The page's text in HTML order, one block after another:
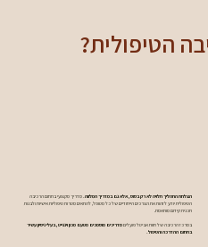
הטיפולית?
הצלחת התהליך תלויה לא רק בסוס, אלא גם במדריך המלווה.מדריך מקצועי בתחום הרכיבה
הטיפולית יודע לזהות את הצרכים הייחודיים של כל מטופל, להתאים מטרות טיפוליות אישיות ולבנות
תכנית קידום מותאמת.
במרכז הרכיבה של חוות אביטל פועליםמדריכים מוסמכים מטעם מכון וינגייט, בעלי ניסיון עשיר
בתחום ההדרכה והטיפול.